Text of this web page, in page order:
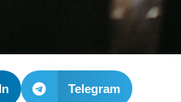
Telegram